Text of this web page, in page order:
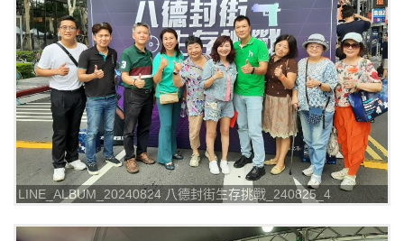
LINE_ALBUM_20240824 八德封街生存挑戰_240825_4